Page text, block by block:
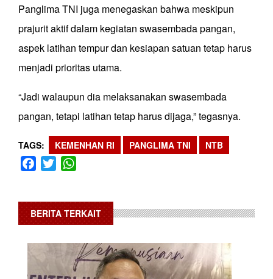
Panglima TNI juga menegaskan bahwa meskipun
prajurit aktif dalam kegiatan swasembada pangan,
aspek latihan tempur dan kesiapan satuan tetap harus
menjadi prioritas utama.
“Jadi walaupun dia melaksanakan swasembada
pangan, tetapi latihan tetap harus dijaga,” tegasnya.
TAGS KEMENHAN RI PANGLIMA TNI NTB
Facebook
Twitter
BERITA TERKAIT